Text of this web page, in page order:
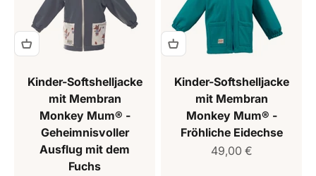
Kinder-Softshelljacke
mit Membran
Monkey Mum® -
Geheimnisvoller
Ausflug mit dem
Fuchs
Kinder-Softshelljacke
mit Membran
Monkey Mum® -
Fröhliche Eidechse
Verkaufspreis
49,00 €